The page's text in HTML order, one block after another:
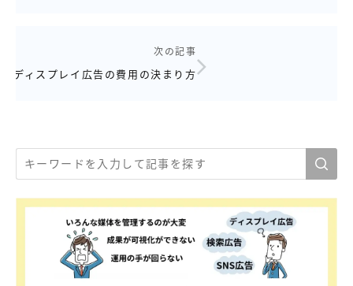
次の記事
ディスプレイ広告の費用の決まり方